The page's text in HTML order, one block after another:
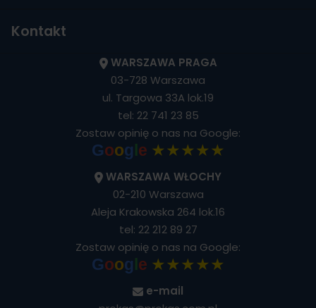
Kontakt
WARSZAWA PRAGA
03-728 Warszawa
ul. Targowa 33A lok.19
tel: 22 741 23 85
Zostaw opinię o nas na Google:
Goog e ★★★★★
WARSZAWA WŁOCHY
02-210 Warszawa
Aleja Krakowska 264 lok.16
tel: 22 212 89 27
Zostaw opinię o nas na Google:
Goog e ★★★★★
e-mail